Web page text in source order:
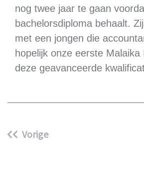
nog twee jaar te gaan
bachelorsdiploma behaalt.
met een jongen die
hopelijk onze eerste Malaika
deze geavanceerde
Vorige